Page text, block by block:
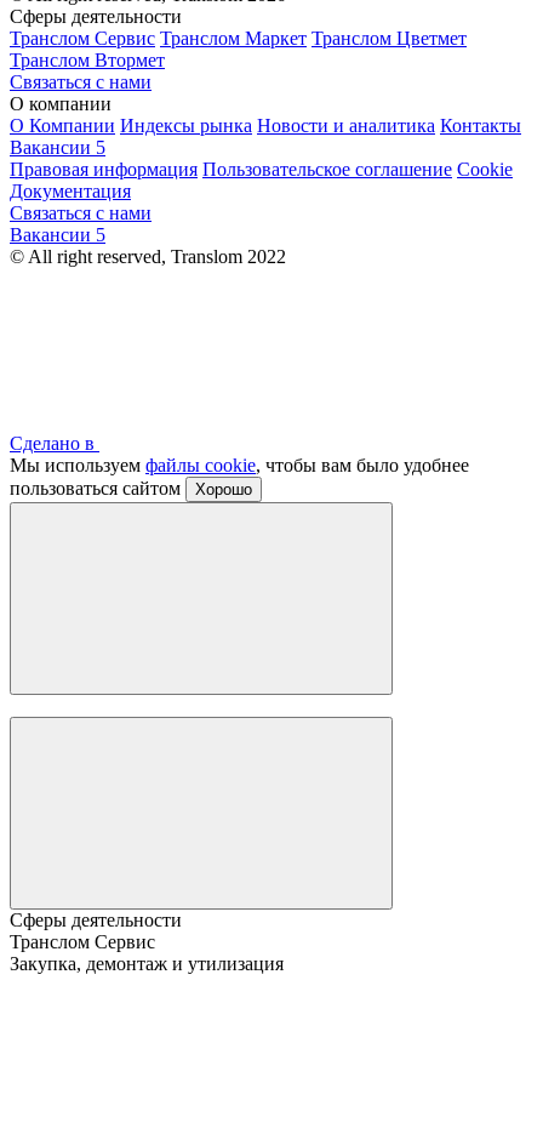
Сферы деятельности
Транслом Сервис Транслом Маркет Транслом Цветмет
Транслом Втормет
Связаться с нами
О компании
О Компании Индексы рынка Новости и аналитика Контакты
Вакансии 5
Правовая информация Пользовательское соглашение Cookie
Документация
Связаться с нами
Вакансии 5
© All right reserved, Translom 2022
Сделано в
Мы используем файлы cookie, чтобы вам было удобнее
пользоваться сайтом
Хорошо
Сферы деятельности
Транслом Сервис
Закупка, демонтаж и утилизация